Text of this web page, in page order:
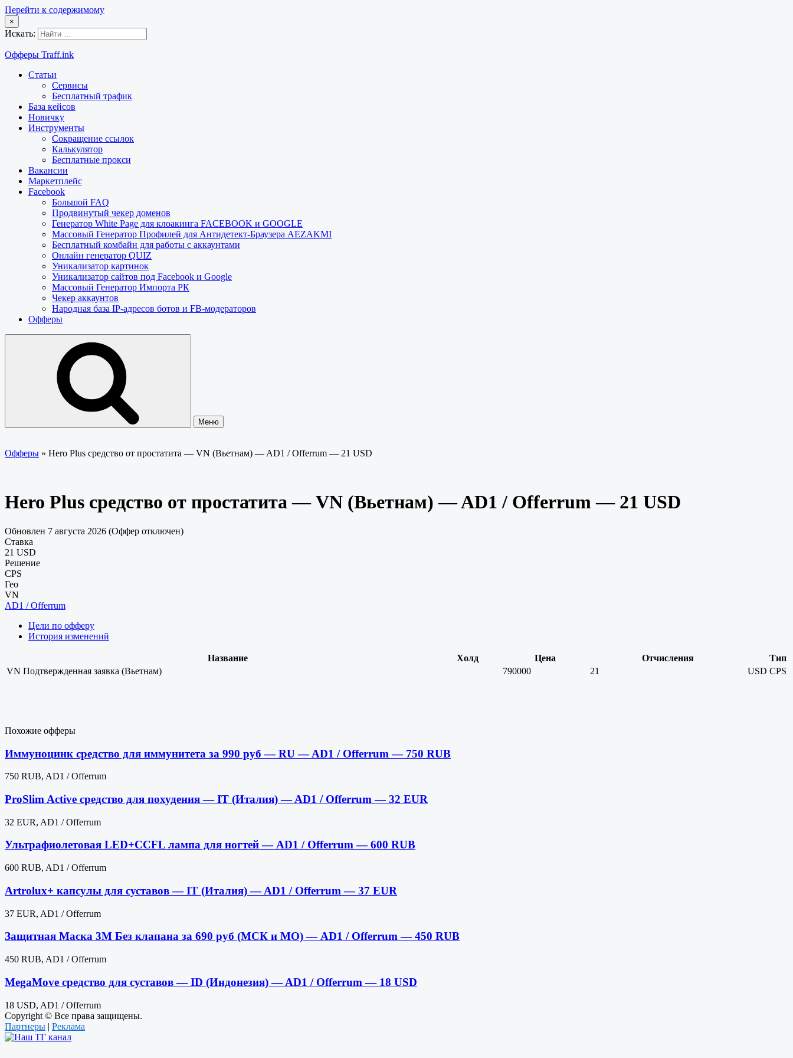
Перейти к содержимому
×
Искать:
Офферы Traff.ink
Статьи
Сервисы
Бесплатный трафик
База кейсов
Новичку
Инструменты
Сокращение ссылок
Калькулятор
Бесплатные прокси
Вакансии
Маркетплейс
Facebook
Большой FAQ
Продвинутый чекер доменов
Генератор White Page для клоакинга FACEBOOK и GOOGLE
Массовый Генератор Профилей для Антидетект-Браузера AEZAKMI
Бесплатный комбайн для работы с аккаунтами
Онлайн генератор QUIZ
Уникализатор картинок
Уникализатор сайтов под Facebook и Google
Массовый Генератор Импорта РК
Чекер аккаунтов
Народная база IP-адресов ботов и FB-модераторов
Офферы
Меню
Офферы » Hero Plus средство от простатита — VN (Вьетнам) — AD1 / Offerrum — 21 USD
Hero Plus средство от простатита — VN (Вьетнам) — AD1 / Offerrum — 21 USD
Обновлен 7 августа 2026 (Оффер отключен)
Ставка
21 USD
Решение
CPS
Гео
VN
AD1 / Offerrum
Цели по офферу
История изменений
Название Холд Цена Отчисления
Тип
VN Подтвержденная заявка (Вьетнам) 790000 21 USD CPS
Похожие офферы
Иммуноцинк средство для иммунитета за 990 руб — RU — AD1 / Offerrum — 750 RUB
750 RUB, AD1 / Offerrum
ProSlim Active средство для похудения — IT (Италия) — AD1 / Offerrum — 32 EUR
32 EUR, AD1 / Offerrum
Ультрафиолетовая LED+CCFL лампа для ногтей — AD1 / Offerrum — 600 RUB
600 RUB, AD1 / Offerrum
Artrolux+ капсулы для суставов — IT (Италия) — AD1 / Offerrum — 37 EUR
37 EUR, AD1 / Offerrum
Защитная Маска 3М Без клапана за 690 руб (МСК и МО) — AD1 / Offerrum — 450 RUB
450 RUB, AD1 / Offerrum
MegaMove средство для суставов — ID (Индонезия) — AD1 / Offerrum — 18 USD
18 USD, AD1 / Offerrum
Copyright © Все права защищены.
Партнеры | Реклама